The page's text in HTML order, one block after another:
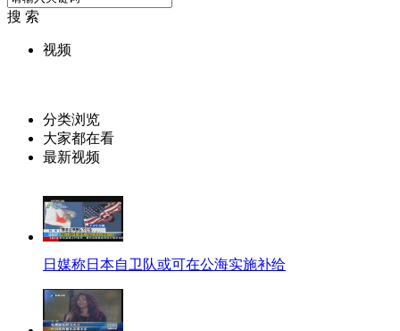
搜 索
视频
分类浏览
大家都在看
最新视频
日媒称日本自卫队或可在公海实施补给